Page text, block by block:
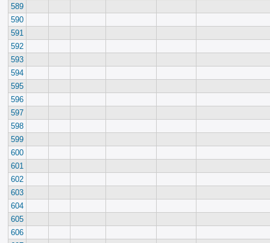
589
590
591
592
593
594
595
596
597
598
599
600
601
602
603
604
605
606